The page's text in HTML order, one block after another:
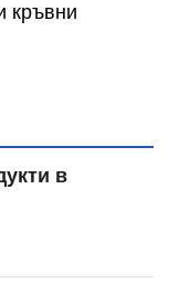
кръвни
в